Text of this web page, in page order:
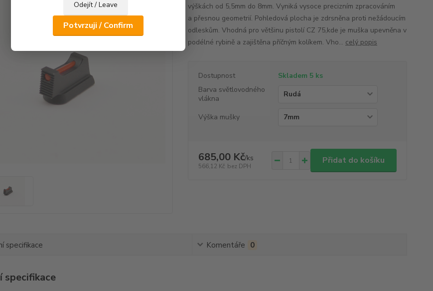
Odejít / Leave
Potvrzuji / Confirm
výškách od 5,5mm do 8mm. Vyniká vysoce precizním zpracováním
a přesnou geometrií. Pohledová plocha je zdrsněna proti nežádoucím
odleskům. Vhodná pro většinu pistolí CZ 75,kde je muška upevněna v
podélné rybině a zajištěna příčným kolíkem. Vho... celý popis
Dostupnost
Skladem 5 ks
Barva světlovodného
vlákna
Výška mušky
685,00 Kč/ks
566,12 Kč bez DPH
Přidat do košíku
specifikace Komentáře 0
specifikace